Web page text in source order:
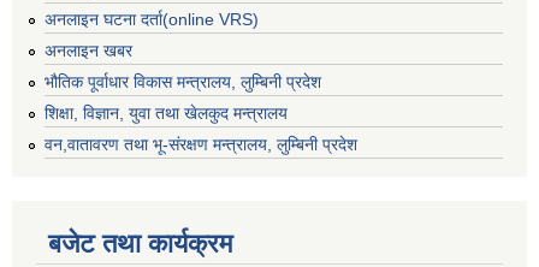
अनलाइन घटना दर्ता(online VRS)
अनलाइन खबर
भौतिक पूर्वाधार विकास मन्त्रालय, लुम्बिनी प्रदेश
शिक्षा, विज्ञान, युवा तथा खेलकुद मन्‍‍त्रालय
वन,वातावरण तथा भू-संरक्षण मन्त्रालय, लुम्बिनी प्रदेश
बजेट तथा कार्यक्रम